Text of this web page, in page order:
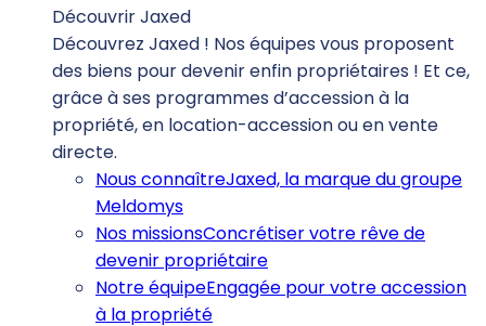
Découvrir Jaxed
Découvrez Jaxed ! Nos équipes vous proposent
des biens pour devenir enfin propriétaires ! Et ce,
grâce à ses programmes d’accession à la
propriété, en location-accession ou en vente
directe.
Nous connaîtreJaxed, la marque du groupe
Meldomys
Nos missionsConcrétiser votre rêve de
devenir propriétaire
Notre équipeEngagée pour votre accession
à la propriété